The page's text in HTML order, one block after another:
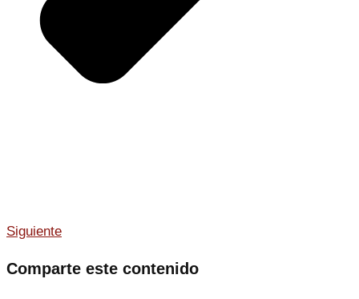
Siguiente
Comparte este contenido